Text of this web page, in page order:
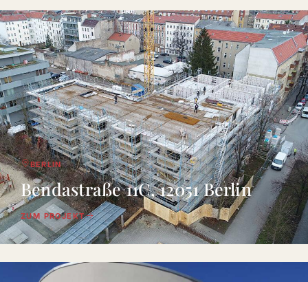
BERLIN
Bendastraße 11C, 12051 Berlin
ZUM PROJEKT